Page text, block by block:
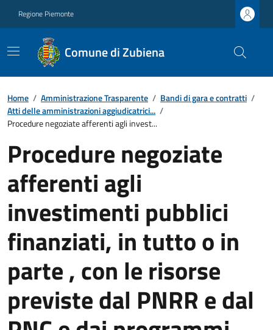
Regione Piemonte
Comune di Zubiena
Home / Amministrazione Trasparente / Bandi di gara e contratti /
Atti delle amministrazioni aggiudicatrici... /
Procedure negoziate afferenti agli invest...
Procedure negoziate
afferenti agli
investimenti pubblici
finanziati, in tutto o in
parte , con le risorse
previste dal PNRR e dal